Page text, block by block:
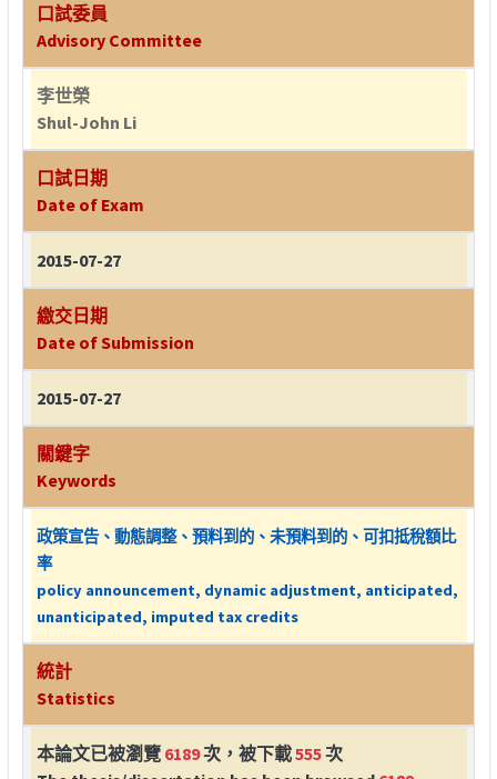
口試委員
Advisory Committee
李世榮
Shul-John Li
口試日期
Date of Exam
2015-07-27
繳交日期
Date of Submission
2015-07-27
關鍵字
Keywords
政策宣告、動態調整、預料到的、未預料到的、可扣抵稅額比
率
policy announcement, dynamic adjustment, anticipated,
unanticipated, imputed tax credits
統計
Statistics
本論文已被瀏覽 6189次，被下載555次